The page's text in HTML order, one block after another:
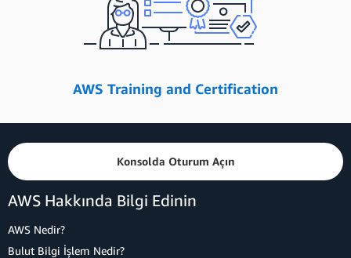
AWS Training and Certification
Konsolda Oturum Açın
AWS Hakkında Bilgi Edinin
AWS Nedir?
Bulut Bilgi İşlem Nedir?